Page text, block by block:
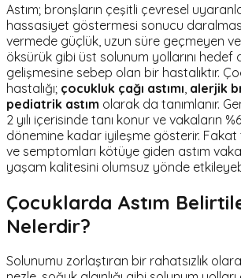
Astım; bronşların çeşitli çevresel
hassasiyet göstermesi sonucu
vermede güçlük, uzun süre geçmeyen
öksürük gibi üst solunum yollarını hedef
gelişmesine sebep olan bir hastalıktır.
hastalığı; çocukluk çağı astımı alerjik
pediatrik astım olarak da tanımlanır.
2 yılı içerisinde tanı konur ve vakaların
dönemine kadar iyileşme gösterir.
ve semptomları kötüye giden astım
yaşam kalitesini olumsuz yönde
Çocuklarda Astım
Nelerdir?
Solunumu zorlaştıran bir rahatsızlık